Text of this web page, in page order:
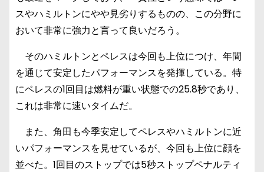
スやハミルトンにやや見劣りするものの、この分野に
おいて非常に強力と言って良いだろう。
そのハミルトンとペレスは今回も上位につけ、年間
を通じて安定したパフォーマンスを発揮している。特
にペレスの1回目は燃料が重い状態での25.8秒であり、
これは非常に速いタイムだ。
また、角田も今季安定してペレスやハミルトンに近
いパフォーマンスを見せているが、今回も上位に顔を
並べた。1回目のストップでは5秒ストップペナルティ